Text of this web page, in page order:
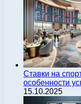
Ставки на
особенности
15.10.2025